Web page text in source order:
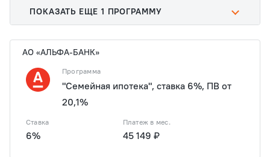
ПОКАЗАТЬ ЕЩЕ 1 ПРОГРАММУ
АО «АЛЬФА-БАНК»
Программа
"Семейная ипотека", ставка 6%, ПВ от
20,1%
Ставка
6%
Платеж в мес.
45 149 ₽